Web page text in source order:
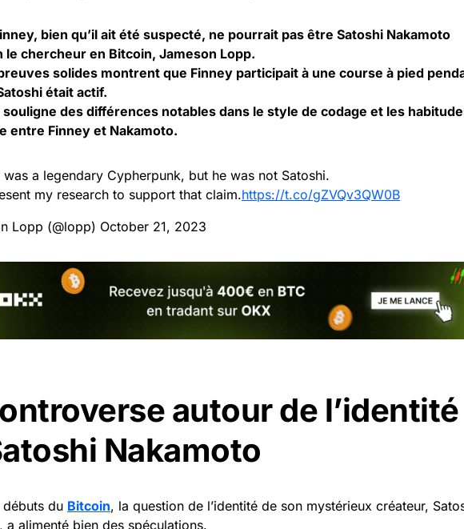
bien qu’il ait été suspecté, ne pourrait pas être Satoshi Nakamoto
le chercheur en Bitcoin, Jameson Lopp.
solides montrent que Finney participait à une course à pied
était actif.
souligne des différences notables dans le style de codage et les
entre Finney et Nakamoto.
was a legendary Cypherpunk, but he was not Satoshi.
my research to support that claim.https://t.co/gZVQv3QW0B
Lopp (@lopp) October 21, 2023
autour de l’identité
Nakamoto
débuts du Bitcoin, la question de l’identité de son mystérieux créateur,
a alimenté bien des spéculations.